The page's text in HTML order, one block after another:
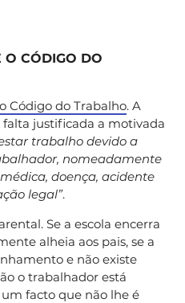
O CÓDIGO DO
Código do Trabalho. A
falta justificada a motivada
trabalho devido a
nomeadamente
doença, acidente
legal”.
Se a escola encerra
alheia aos pais, se a
e não existe
o trabalhador está
facto que não lhe é